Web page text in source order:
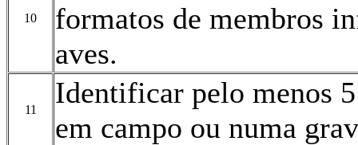
10
formatos de membros
aves.
11
Identificar pelo menos
em campo ou numa